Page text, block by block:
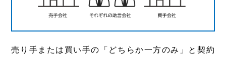
売り手または買い手の「どちらか一方のみ」と契約